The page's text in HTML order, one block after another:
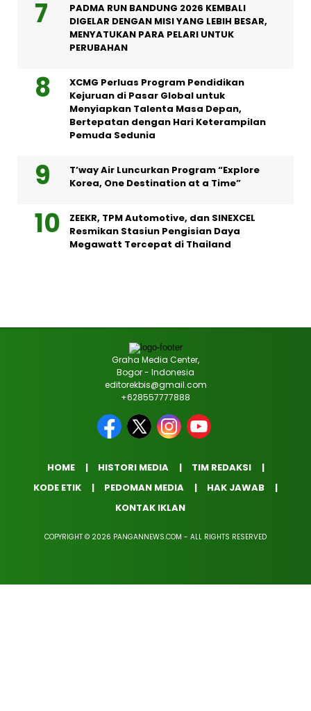
PADMA RUN BANDUNG 2026 KEMBALI
DIGELAR DENGAN MISI YANG LEBIH BESAR,
MENYATUKAN PARA PELARI UNTUK
PERUBAHAN
XCMG Perluas Program Pendidikan
Kejuruan di Pasar Global untuk
Menyiapkan Talenta Masa Depan,
Bertepatan dengan Hari Keterampilan
Pemuda Sedunia
T’way Air Luncurkan Program “Explore
Korea, One Destination at a Time”
ZEEKR, TPM Automotive, dan SINEXCEL
Resmikan Stasiun Pengisian Daya
Megawatt Tercepat di Thailand
Graha Media Center,
Bogor - Indonesia
editorekbis@gmail.com
+628557777888
HOME HISTORI MEDIA
TIM REDAKSI
KODE ETIK
PEDOMAN MEDIA
HAK JAWAB
KONTAK IKLAN
COPYRIGHT © 2026 PANGANNEWS.COM - ALL RIGHTS RESERVED